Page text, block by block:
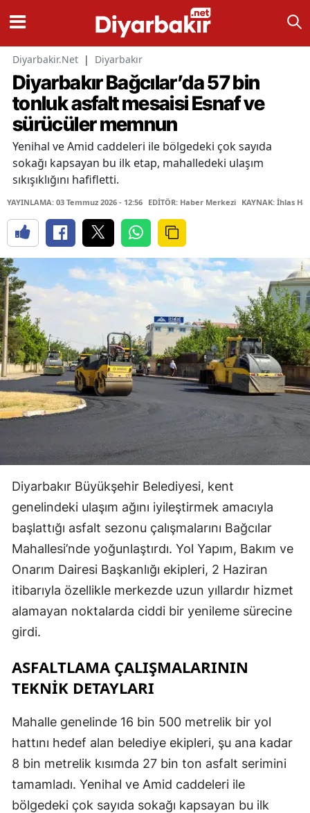
Diyarbakir.Net | Diyarbakır
Diyarbakır Bağcılar’da 57 bin
tonluk asfalt mesaisi Esnaf ve
sürücüler memnun
Yenihal ve Amid caddeleri ile bölgedeki çok sayıda
sokağı kapsayan bu ilk etap, mahalledeki ulaşım
sıkışıklığını hafifletti.
YAYINLAMA: 03 Temmuz 2026 - 12:56 EDİTÖR: Haber Merkezi KAYNAK: İhlas
Diyarbakır Büyükşehir Belediyesi, kent
genelindeki ulaşım ağını iyileştirmek amacıyla
başlattığı asfalt sezonu çalışmalarını Bağcılar
Mahallesi’nde yoğunlaştırdı. Yol Yapım, Bakım ve
Onarım Dairesi Başkanlığı ekipleri, 2 Haziran
itibarıyla özellikle merkezde uzun yıllardır hizmet
alamayan noktalarda ciddi bir yenileme sürecine
girdi.
ASFALTLAMA ÇALIŞMALARININ
TEKNİK DETAYLARI
Mahalle genelinde 16 bin 500 metrelik bir yol
hattını hedef alan belediye ekipleri, şu ana kadar
8 bin metrelik kısımda 27 bin ton asfalt serimini
tamamladı. Yenihal ve Amid caddeleri ile
bölgedeki çok sayıda sokağı kapsayan bu ilk